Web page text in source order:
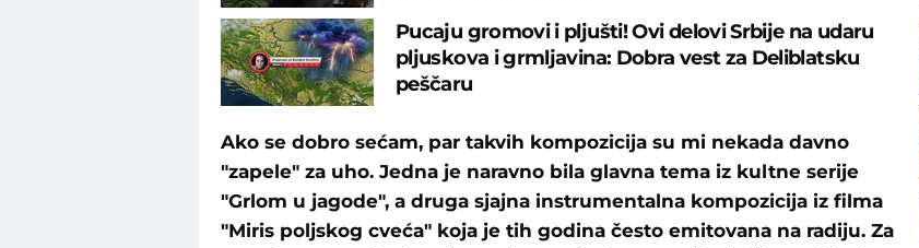
Pucaju gromovi i pljušti! Ovi delovi Srbije na udaru
pljuskova i grmljavina: Dobra vest za Deliblatsku
peščaru
Ako se dobro sećam, par takvih kompozicija su mi nekada davno
"zapele" za uho. Jedna je naravno bila glavna tema iz kultne serije
"Grlom u jagode", a druga sjajna instrumentalna kompozicija iz filma
"Miris poljskog cveća" koja je tih godina često emitovana na radiju. Za